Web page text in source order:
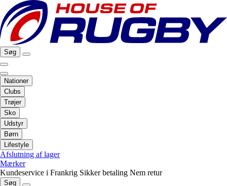
Søg
Nationer
Clubs
Trøjer
Sko
Udstyr
Børn
Lifestyle
Afslutning af lager
Mærker
Kundeservice i Frankrig Sikker betaling Nem retur
Søg